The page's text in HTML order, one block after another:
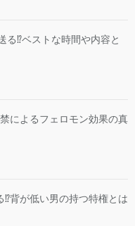
る⁉︎ベストな時間や内容と
によるフェロモン効果の真
背が低い男の持つ特権とは